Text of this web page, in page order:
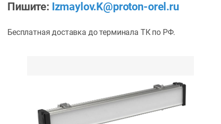
Пишите: Izmaylov.K@proton-orel.ru
Бесплатная доставка до терминала ТК по РФ.